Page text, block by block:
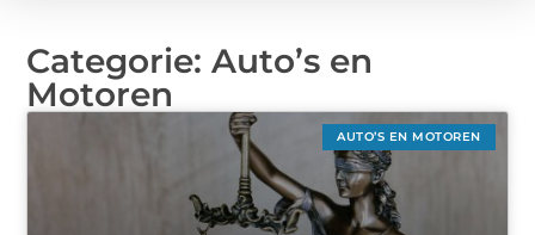
Categorie: Auto’s en
Motoren
AUTO’S EN MOTOREN